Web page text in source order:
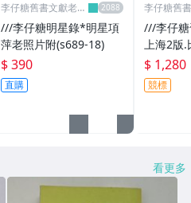
李仔糖舊書文獻老照
///李仔糖明星錄*明星項
萍老照片附(s689-18)
$ 390
直購
李仔糖舊
///李仔
上海2版.
(傅東華
382)
$ 1,280
競標
看更多